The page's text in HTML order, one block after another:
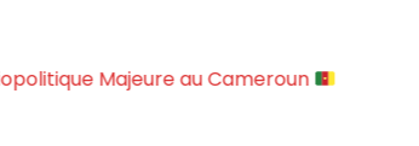
Sociopolitique Majeure au Cameroun